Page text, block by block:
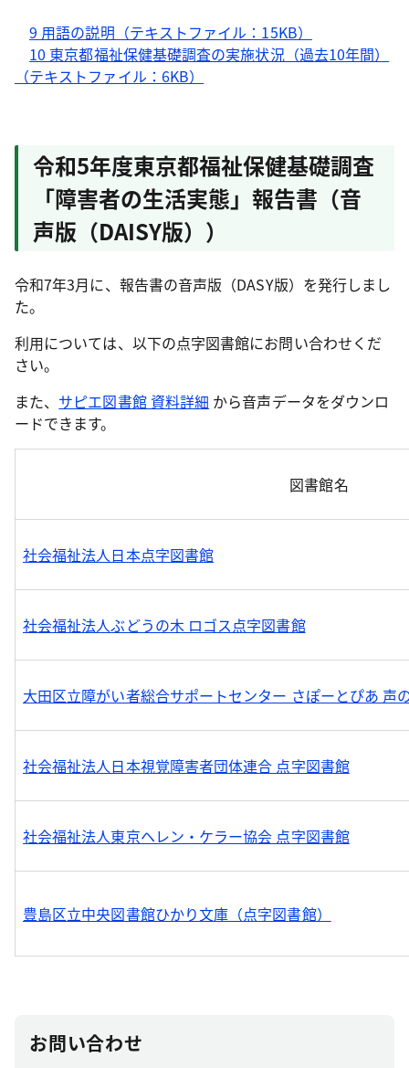
9 用語の説明（テキストファイル：15KB）
10 東京都福祉保健基礎調査の実施状況（過去10年間）
（テキストファイル：6KB）
令和5年度東京都福祉保健基礎調査
「障害者の生活実態」報告書（音
声版（DAISY版））
令和7年3月に、報告書の音声版（DASY版）を発行しまし
た。
利用については、以下の点字図書館にお問い合わせくだ
さい。
また、 サピエ図書館 資料詳細 から音声データをダウンロ
ードできます。
図書館名
社会福祉法人日本点字図書館
社会福祉法人ぶどうの木 ロゴス点字図書館
大田区立障がい者総合サポートセンター さぽーとぴあ 声
社会福祉法人日本視覚障害者団体連合 点字図書館
社会福祉法人東京ヘレン・ケラー協会 点字図書館
豊島区立中央図書館ひかり文庫（点字図書館）
お問い合わせ